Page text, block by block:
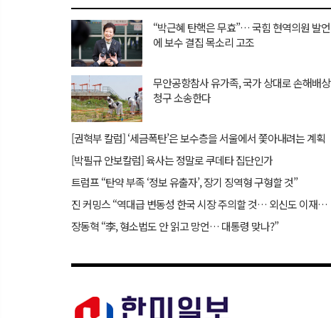
“박근혜 탄핵은 무효”… 국힘 현역의원 발언
에 보수 결집 목소리 고조
무안공항참사 유가족, 국가 상대로 손해배상
청구 소송한다
[권혁부 칼럼] ‘세금폭탄’은 보수층을 서울에서 쫓아내려는 계획
[박필규 안보칼럼] 육사는 정말로 쿠데타 집단인가
트럼프 “탄약 부족 ‘정보 유출자’, 장기 징역형 구형할 것”
진 커밍스 “역대급 변동성 한국 시장 주의할 것… 외신도 이재명 비판”
장동혁 “李, 형소법도 안 읽고 망언… 대통령 맞나?”